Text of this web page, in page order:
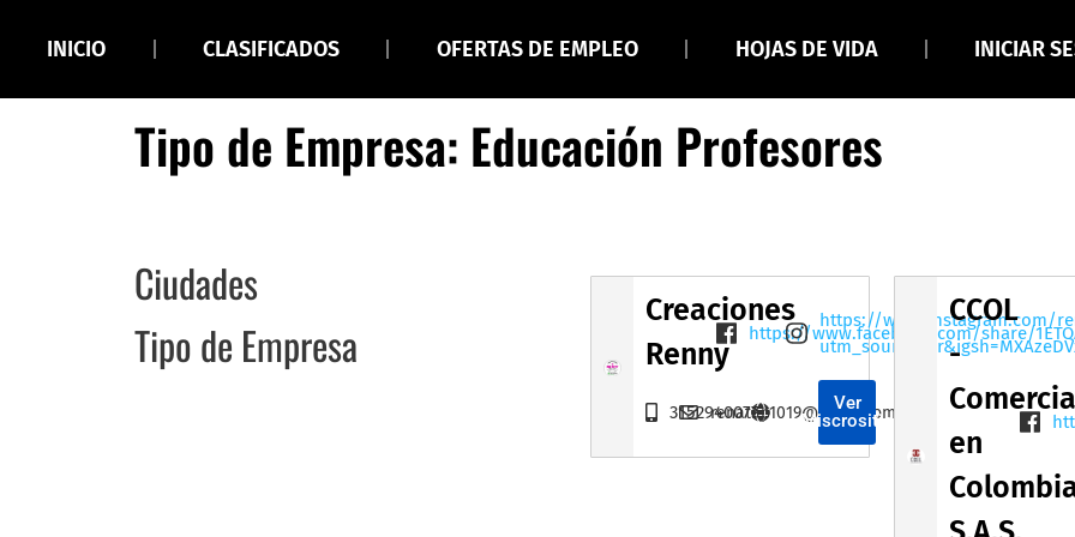
INICIO CLASIFICADOS OFERTAS DE EMPLEO HOJAS DE VIDA INICIAR
Tipo de Empresa: Educación Profesores
Ciudades
Tipo de Empresa
Creaciones
Renny
https://www.facebook.com/share/
https://www.instagram.com/
3152940077
renatap1019@gmail.com
Ver
Miscrositio
CCOL
-
en